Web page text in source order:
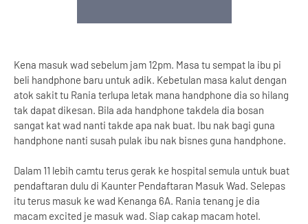
Kena masuk wad sebelum jam 12pm. Masa tu sempat la ibu pi
beli handphone baru untuk adik. Kebetulan masa kalut dengan
atok sakit tu Rania terlupa letak mana handphone dia so hilang
tak dapat dikesan. Bila ada handphone takdela dia bosan
sangat kat wad nanti takde apa nak buat. Ibu nak bagi guna
handphone nanti susah pulak ibu nak bisnes guna handphone.
Dalam 11 lebih camtu terus gerak ke hospital semula untuk buat
pendaftaran dulu di Kaunter Pendaftaran Masuk Wad. Selepas
itu terus masuk ke wad Kenanga 6A. Rania tenang je dia
macam excited je masuk wad. Siap cakap macam hotel.